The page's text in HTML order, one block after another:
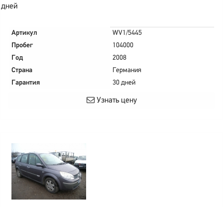
дней
Артикул
WV1/5445
Пробег
104000
Год
2008
Страна
Германия
Гарантия
30 дней
Узнать цену